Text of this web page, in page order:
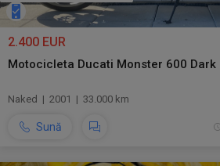
2.400 EUR
Motocicleta Ducati Monster 600 Dark
Naked | 2001 | 33.000 km
Sună